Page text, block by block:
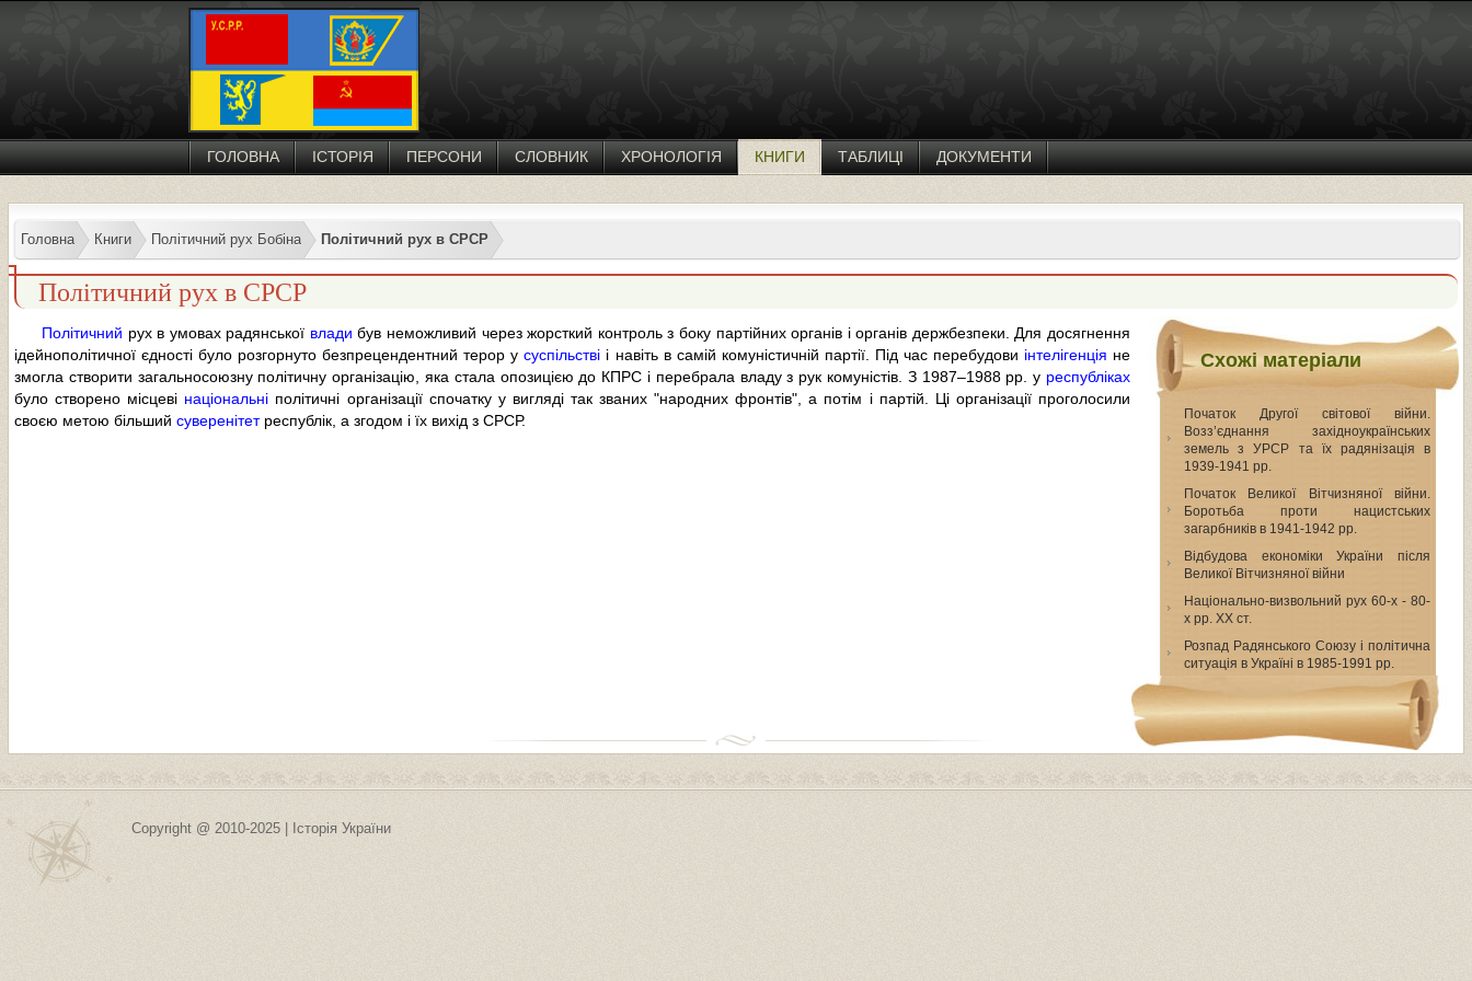
ГОЛОВНА ІСТОРІЯ ПЕРСОНИ СЛОВНИК ХРОНОЛОГІЯ КНИГИ ТАБЛИЦІ ДОКУМЕНТИ
Головна Книги Політичний рух Бобіна Політичний рух в СРСР
Політичний рух в СРСР
Схожі матеріали
Початок Другої світової війни.
Возз’єднання західноукраїнських
земель з УРСР та їх радянізація в
1939-1941 pp.
Початок Великої Вітчизняної війни.
Боротьба проти нацистських
загарбників в 1941-1942 pp.
Відбудова економіки України після
Великої Вітчизняної війни
Національно-визвольний рух 60-х - 80-
х pp. XX ст.
Розпад Радянського Союзу і політична
ситуація в Україні в 1985-1991 pp.
Політичний рух в умовах радянської влади був неможливий через жорсткий контроль з боку партійних органів і органів держбезпеки. Для досягнення
ідейнополітичної єдності було розгорнуто безпрецендентний терор усуспільстві і навіть в самій комуністичній партії. Під час перебудови інтелігенція не
змогла створити загальносоюзну політичну організацію, яка стала опозицією до КПРС і перебрала владу з рук комуністів. З 1987–1988 рр. у республіках
було створено місцеві національні політичні організації спочатку у вигляді так званих "народних фронтів", а потім і партій. Ці організації проголосили
своєю метою більший суверенітетреспублік, а згодом і їх вихід з СРСР.
Copyright @ 2010-2025 | Історія України